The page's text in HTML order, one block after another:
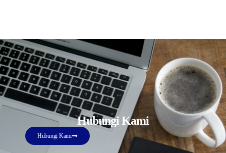
Hubungi Kami
Hubungi Kami